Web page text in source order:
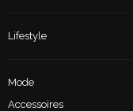
Lifestyle
Mode
Accessoires